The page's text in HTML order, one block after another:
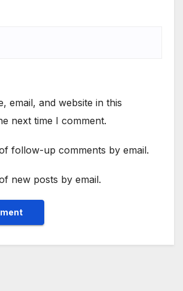
email, and website in this
next time I comment.
follow-up comments by email.
new posts by email.